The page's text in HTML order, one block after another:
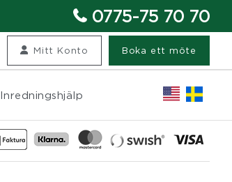
0775-75 70 70
Mitt Konto Boka ett möte
Inredningshjälp